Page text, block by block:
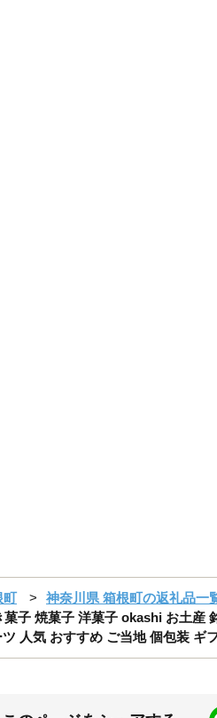
町
神奈川県 箱根町の返礼品一
子 焼菓子 洋菓子 okashi お土
人気 おすすめ ご当地 個包装 ギ